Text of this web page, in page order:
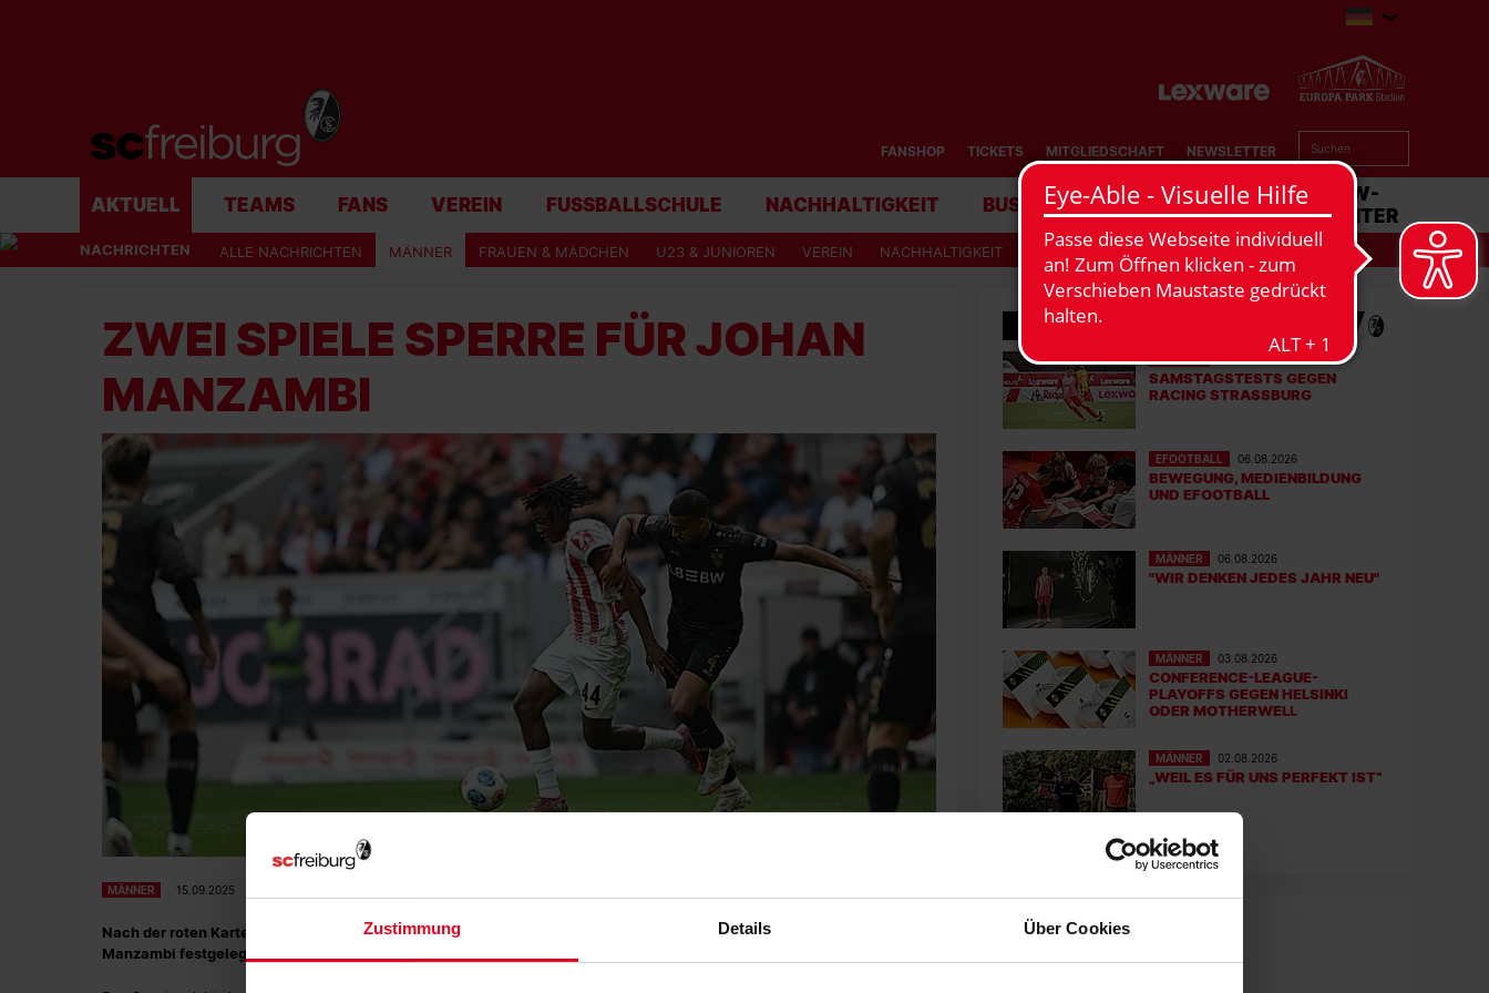
Zustimmung Details Über Cookies
FANSHOP TICKETS MITGLIEDSCHAFT NEWSLETTER
AKTUELL TEAMS FANS VEREIN FUSSBALLSCHULE NACHHALTIGKEIT BUSINESS STADION MATCHCENTER
NACHRICHTEN ALLE NACHRICHTEN MÄNNER FRAUEN & MÄDCHEN U23 & JUNIOREN VEREIN NACHHALTIGKEIT
ZWEI SPIELE SPERRE FÜR JOHAN
MANZAMBI
MÄNNER 15.09.2025
Nach der roten Karte am Samstag im Spiel gegen den VfB Stuttgart hat das Sportgericht das Strafmaß für Johan
Manzambi festgelegt.
MÄNNER 07.08.2026
SAMSTAGSTESTS GEGEN
RACING STRASSBURG
EFOOTBALL 06.08.2026
BEWEGUNG, MEDIENBILDUNG
UND EFOOTBALL
MÄNNER 06.08.2026
"WIR DENKEN JEDES JAHR NEU"
MÄNNER 03.08.2026
CONFERENCE-LEAGUE-
PLAYOFFS GEGEN HELSINKI
ODER MOTHERWELL
MÄNNER 02.08.2026
„WEIL ES FÜR UNS PERFEKT IST“